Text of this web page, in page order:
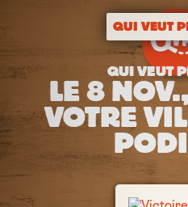
QUI VEUT
QUI VEUT
LE 8
VOTRE